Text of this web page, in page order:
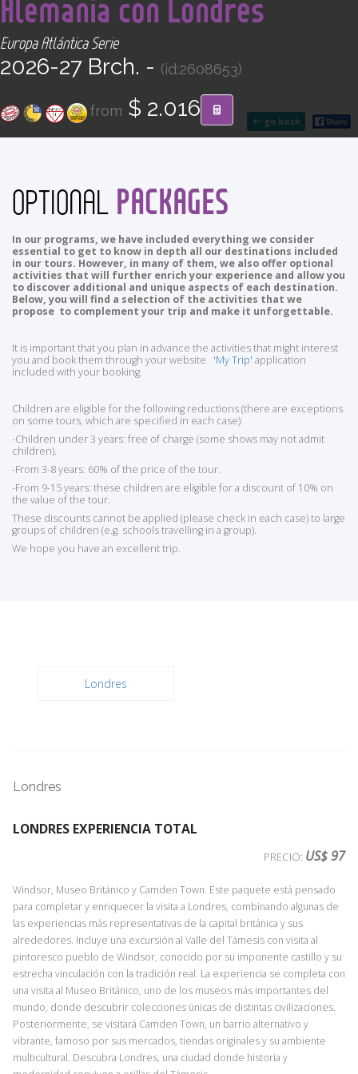
CONTACT
go back
Alemania con Londres
Europa Atlántica Serie
2026-27 Brch. - (id:2608653)
from $ 2.016
OPTIONAL PACKAGES
In our programs, we have included everything we consider
essential to get to know in depth all our destinations included
in our tours. However, in many of them, we also offer optional
activities that will further enrich your experience and allow you
to discover additional and unique aspects of each destination.
Below, you will find a selection of the activities that we
propose to complement your trip and make it unforgettable.
It is important that you plan in advance the activities that might interest
you and book them through your website 'My Trip' application
included with your booking.
Children are eligible for the following reductions (there are exceptions
on some tours, which are specified in each case):
-Children under 3 years: free of charge (some shows may not admit
children).
-From 3-8 years: 60% of the price of the tour.
-From 9-15 years: these children are eligible for a discount of 10% on
the value of the tour.
These discounts cannot be applied (please check in each case) to large
groups of children (e.g. schools travelling in a group).
We hope you have an excellent trip.
Londres
Londres
LONDRES EXPERIENCIA TOTAL
PRECIO: US$ 97
Windsor, Museo Británico y Camden Town. Este paquete está pensado
para completar y enriquecer la visita a Londres, combinando algunas de
las experiencias más representativas de la capital británica y sus
alrededores. Incluye una excursión al Valle del Támesis con visita al
pintoresco pueblo de Windsor, conocido por su imponente castillo y su
estrecha vinculación con la tradición real. La experiencia se completa con
una visita al Museo Británico, uno de los museos más importantes del
mundo, donde descubrir colecciones únicas de distintas civilizaciones.
Posteriormente, se visitará Camden Town, un barrio alternativo y
vibrante, famoso por sus mercados, tiendas originales y su ambiente
multicultural. Descubra Londres, una ciudad donde historia y